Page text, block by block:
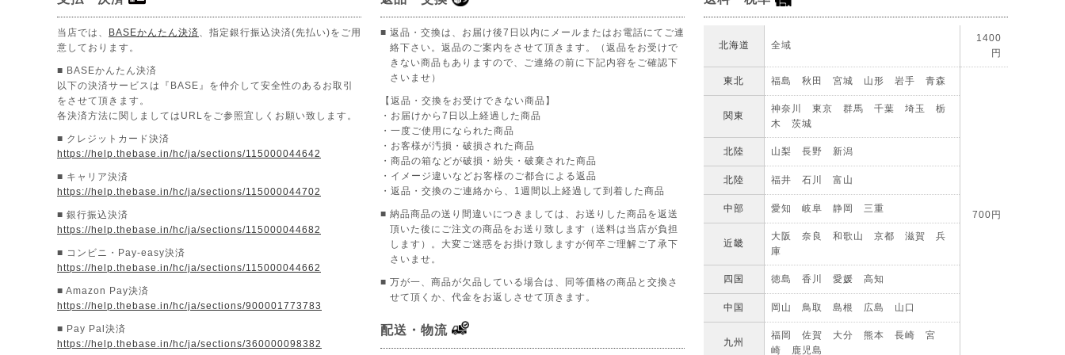
当店では、 BASEかんたん決済 、指定銀行振込決済(先払い)をご用
意しております。
■ BASEかんたん決済
以下の決済サービスは『BASE』を仲介して安全性のあるお取引
をさせて頂きます。
各決済方法に関しましてはURLをご参照宜しくお願い致します。
■ クレジットカード決済
https://help.thebase.in/hc/ja/sections/115000044642
■ キャリア決済
https://help.thebase.in/hc/ja/sections/115000044702
■ 銀行振込決済
https://help.thebase.in/hc/ja/sections/115000044682
■ コンビニ・Pay-easy決済
https://help.thebase.in/hc/ja/sections/115000044662
■ Amazon Pay決済
https://help.thebase.in/hc/ja/sections/900001773783
■ Pay Pal決済
https://help.thebase.in/hc/ja/sections/360000098382
■ 返品・交換は、お届け後7日以内にメールまたはお電話にてご連
絡下さい。返品のご案内をさせて頂きます。（返品をお受けで
きない商品もありますので、ご連絡の前に下記内容をご確認下
さいませ）
【返品・交換をお受けできない商品】
・お届けから7日以上経過した商品
・一度ご使用になられた商品
・お客様が汚損・破損された商品
・商品の箱などが破損・紛失・破棄された商品
・イメージ違いなどお客様のご都合による返品
・返品・交換のご連絡から、1週間以上経過して到着した商品
■ 納品商品の送り間違いにつきましては、お送りした商品を返送
頂いた後にご注文の商品をお送り致します（送料は当店が負担
します）。大変ご迷惑をお掛け致しますが何卒ご理解ご了承下
さいませ。
■ 万が一、商品が欠品している場合は、同等価格の商品と交換さ
せて頂くか、代金をお返しさせて頂きます。
配送・物流
北海道 全域
1400
円
東北 福島 秋田 宮城 山形 岩手 青森
700円
関東
神奈川 東京 群馬 千葉 埼玉 栃
木 茨城
北陸 山梨 長野 新潟
北陸 福井 石川 富山
中部 愛知 岐阜 静岡 三重
近畿
大阪 奈良 和歌山 京都 滋賀 兵
庫
四国 徳島 香川 愛媛 高知
中国 岡山 鳥取 島根 広島 山口
九州
福岡 佐賀 大分 熊本 長崎 宮
崎 鹿児島